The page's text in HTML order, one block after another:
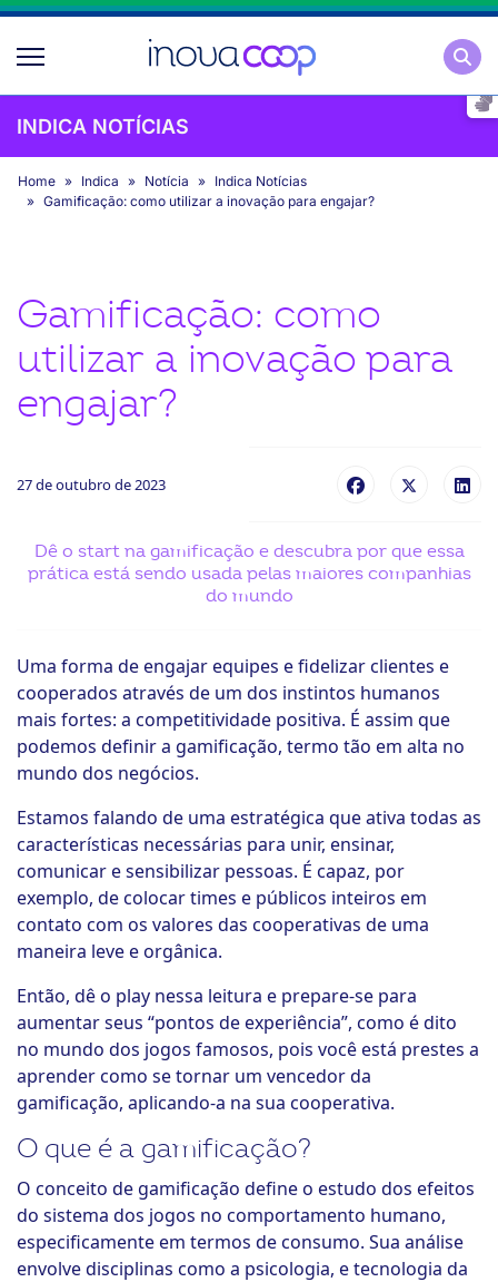
INDICA NOTÍCIAS
Home Indica Notícia
Indica Notícias
Gamificação: como utilizar a inovação para engajar?
Gamificação: como
utilizar a inovação para
engajar?
27 de outubro de 2023
Dê o start na gamificação e descubra por que essa
prática está sendo usada pelas maiores companhias
do mundo
Uma forma de engajar equipes e fidelizar clientes e
cooperados através de um dos instintos humanos
mais fortes: a competitividade positiva. É assim que
podemos definir a gamificação, termo tão em alta no
mundo dos negócios.
Estamos falando de uma estratégica que ativa todas as
características necessárias para unir, ensinar,
comunicar e sensibilizar pessoas. É capaz, por
exemplo, de colocar times e públicos inteiros em
contato com os valores das cooperativas de uma
maneira leve e orgânica.
Então, dê o play nessa leitura e prepare-se para
aumentar seus “pontos de experiência”, como é dito
no mundo dos jogos famosos, pois você está prestes a
aprender como se tornar um vencedor da
gamificação, aplicando-a na sua cooperativa.
O que é a gamificação?
O conceito de gamificação define o estudo dos efeitos
do sistema dos jogos no comportamento humano,
especificamente em termos de consumo. Sua análise
envolve disciplinas como a psicologia, e tecnologia da